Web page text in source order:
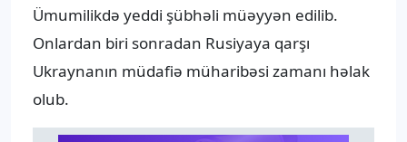
Ümumilikdə yeddi şübhəli müəyyən edilib.
Onlardan biri sonradan Rusiyaya qarşı
Ukraynanın müdafiə müharibəsi zamanı həlak
olub.